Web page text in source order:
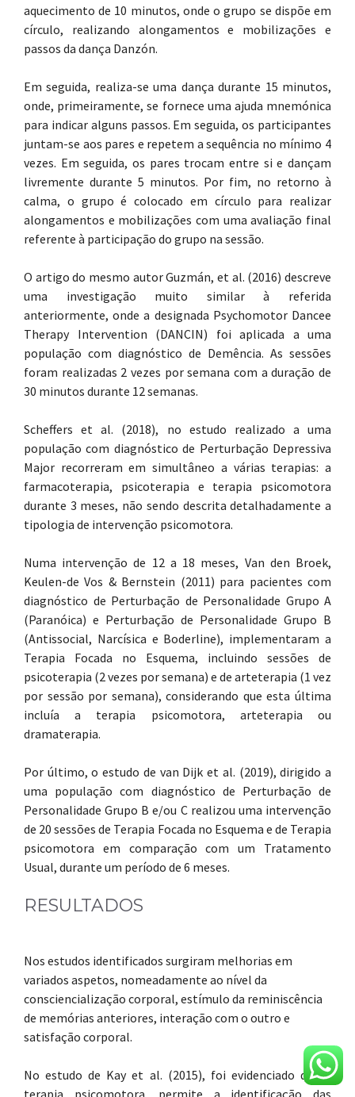
aquecimento de 10 minutos, onde o grupo se dispõe em
círculo, realizando alongamentos e mobilizações e
passos da dança Danzón.
Em seguida, realiza-se uma dança durante 15 minutos,
onde, primeiramente, se fornece uma ajuda mnemónica
para indicar alguns passos. Em seguida, os participantes
juntam-se aos pares e repetem a sequência no mínimo 4
vezes. Em seguida, os pares trocam entre si e dançam
livremente durante 5 minutos. Por fim, no retorno à
calma, o grupo é colocado em círculo para realizar
alongamentos e mobilizações com uma avaliação final
referente à participação do grupo na sessão.
O artigo do mesmo autor Guzmán, et al. (2016) descreve
uma investigação muito similar à referida
anteriormente, onde a designada Psychomotor Dancee
Therapy Intervention (DANCIN) foi aplicada a uma
população com diagnóstico de Demência. As sessões
foram realizadas 2 vezes por semana com a duração de
30 minutos durante 12 semanas.
Scheffers et al. (2018), no estudo realizado a uma
população com diagnóstico de Perturbação Depressiva
Major recorreram em simultâneo a várias terapias: a
farmacoterapia, psicoterapia e terapia psicomotora
durante 3 meses, não sendo descrita detalhadamente a
tipologia de intervenção psicomotora.
Numa intervenção de 12 a 18 meses, Van den Broek,
Keulen-de Vos & Bernstein (2011) para pacientes com
diagnóstico de Perturbação de Personalidade Grupo A
(Paranóica) e Perturbação de Personalidade Grupo B
(Antissocial, Narcísica e Boderline), implementaram a
Terapia Focada no Esquema, incluindo sessões de
psicoterapia (2 vezes por semana) e de arteterapia (1 vez
por sessão por semana), considerando que esta última
incluía a terapia psicomotora, arteterapia ou
dramaterapia.
Por último, o estudo de van Dijk et al. (2019), dirigido a
uma população com diagnóstico de Perturbação de
Personalidade Grupo B e/ou C realizou uma intervenção
de 20 sessões de Terapia Focada no Esquema e de Terapia
psicomotora em comparação com um Tratamento
Usual, durante um período de 6 meses.
RESULTADOS
Nos estudos identificados surgiram melhorias em
variados aspetos, nomeadamente ao nível da
consciencialização corporal, estímulo da reminiscência
de memórias anteriores, interação com o outro e
satisfação corporal.
No estudo de Kay et al. (2015), foi evidenciado que a
terapia psicomotora, permite a identificação das